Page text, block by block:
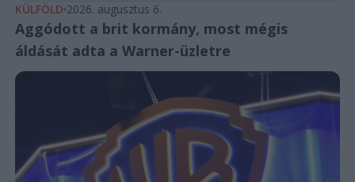
KÜLFÖLD 2026. augusztus 6.
Aggódott a brit kormány, most mégis
áldását adta a Warner-üzletre